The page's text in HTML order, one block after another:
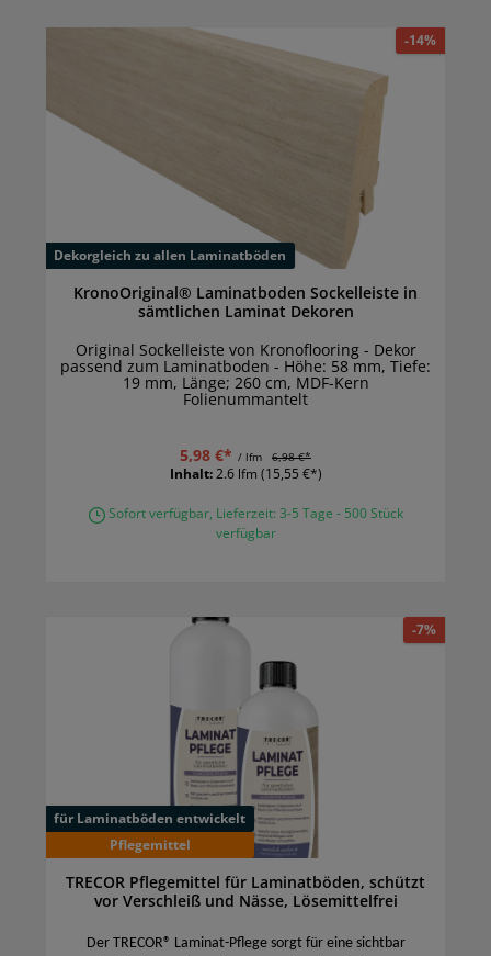
-14%
Dekorgleich zu allen Laminatböden
KronoOriginal® Laminatboden Sockelleiste in
sämtlichen Laminat Dekoren
Original Sockelleiste von Kronoflooring - Dekor
passend zum Laminatboden - Höhe: 58 mm, Tiefe:
19 mm, Länge; 260 cm, MDF-Kern
Folienummantelt
5,98 €* / lfm 6,98 €*
Inhalt:2.6 lfm (15,55 €*)
Sofort verfügbar, Lieferzeit: 3-5 Tage - 500 Stück
verfügbar
-7%
für Laminatböden entwickelt
Pflegemittel
TRECOR Pflegemittel für Laminatböden, schützt
vor Verschleiß und Nässe, Lösemittelfrei
Der TRECOR® Laminat-Pflege sorgt für eine sichtbar